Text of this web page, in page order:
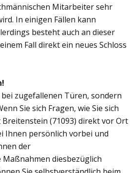
Mitarbeiter sehr
In einigen Fällen kann
besteht auch an dieser
Fall direkt ein neues Schloss
zugefallenen Türen, sondern
Sie sich Fragen, wie Sie sich
(71093) direkt vor Ort
Ihnen persönlich vorbei und
der
diesbezüglich